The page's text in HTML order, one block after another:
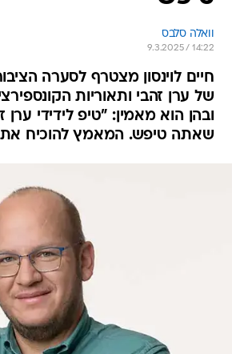
חיים לוינסון מצטרף לסערה
ובהן הוא מאמין: "טיפ לידידי ערן
שאתה טיפש. המאמץ להוכיח את